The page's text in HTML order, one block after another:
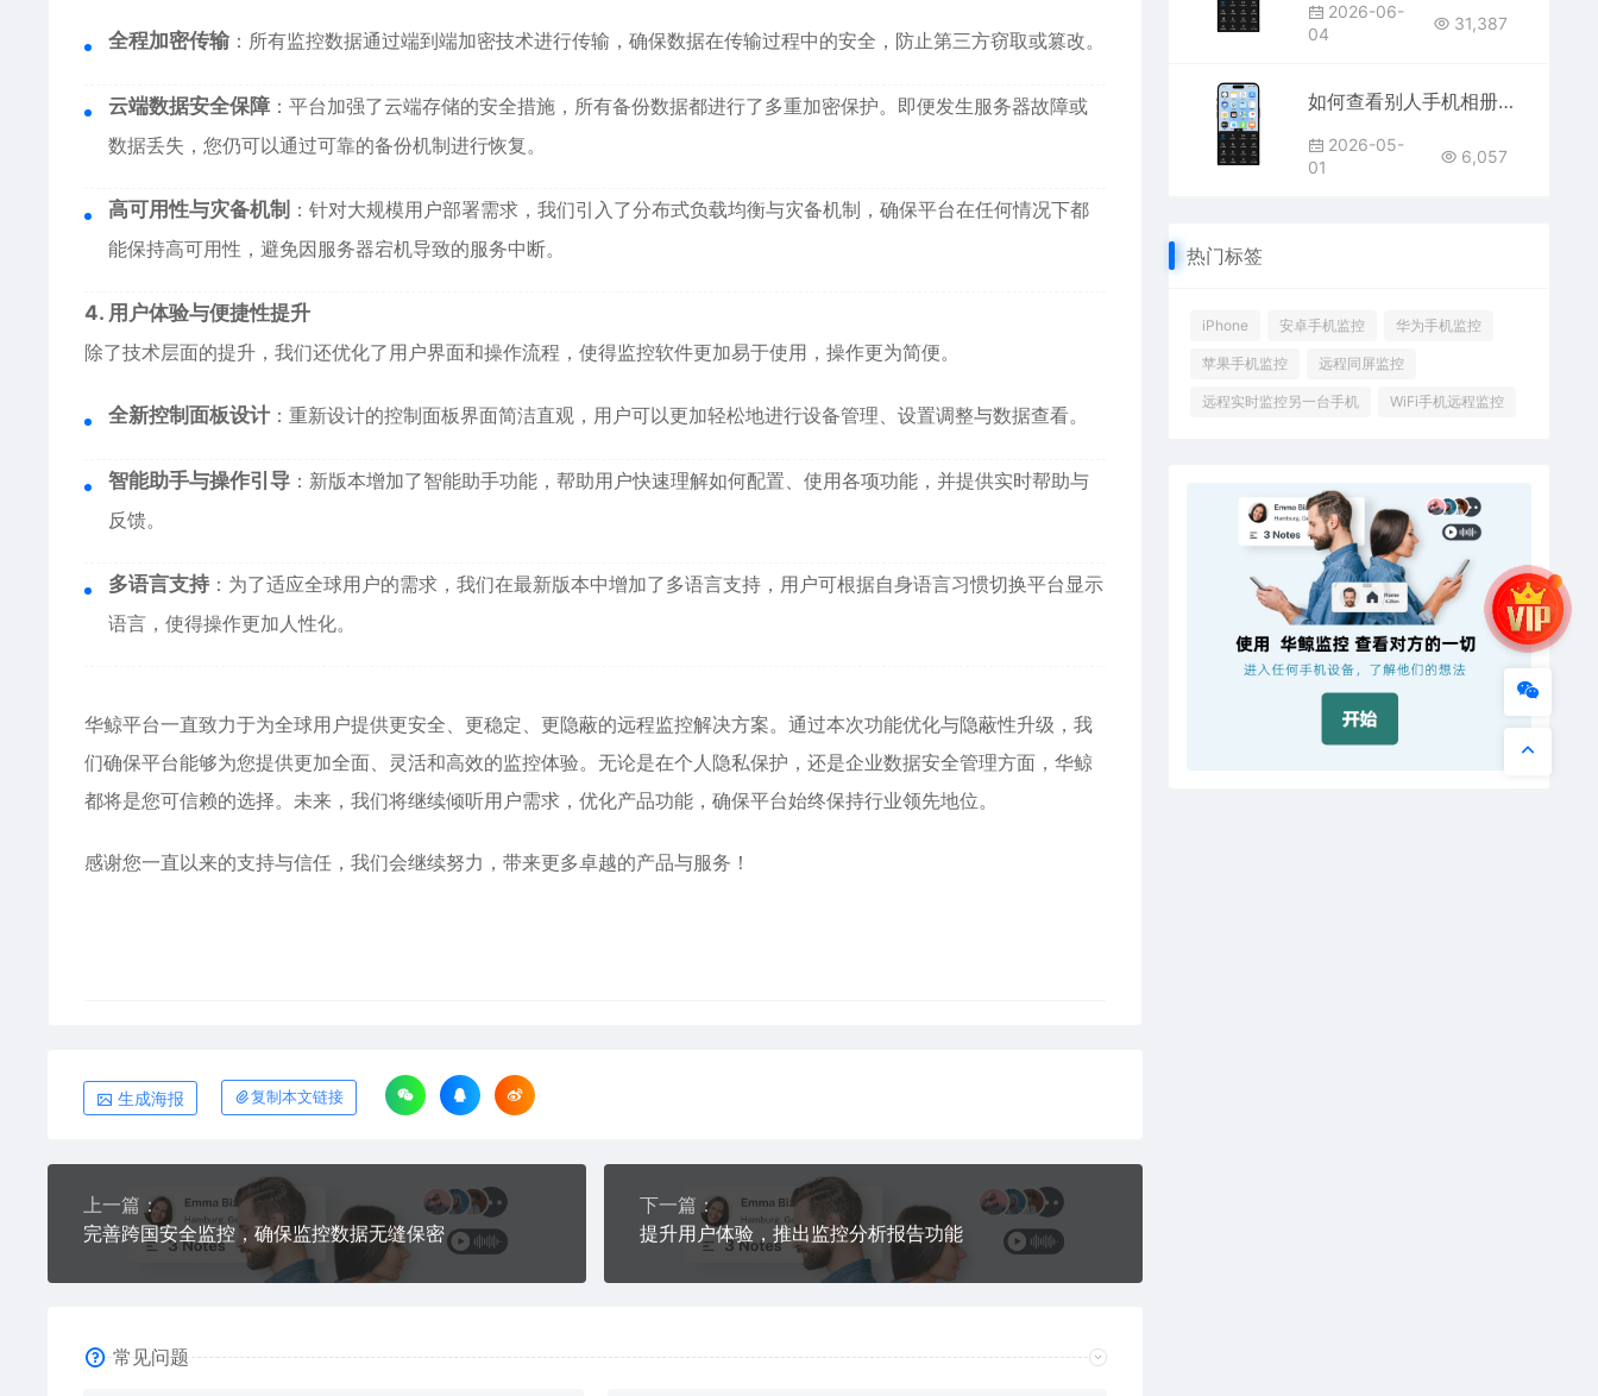
全程加密传输 ：所有监控数据通过端到端加密技术进行传输，确保数据在传输过程中的安全，防止第三方窃取或篡改。
云端数据安全保障 ：平台加强了云端存储的安全措施，所有备份数据都进行了多重加密保护。即便发生服务器故障或
数据丢失，您仍可以通过可靠的备份机制进行恢复。
高可用性与灾备机制 ：针对大规模用户部署需求，我们引入了分布式负载均衡与灾备机制，确保平台在任何情况下都
能保持高可用性，避免因服务器宕机导致的服务中断。
4. 用户体验与便捷性提升
除了技术层面的提升，我们还优化了用户界面和操作流程，使得监控软件更加易于使用，操作更为简便。
全新控制面板设计 ：重新设计的控制面板界面简洁直观，用户可以更加轻松地进行设备管理、设置调整与数据查看。
智能助手与操作引导 ：新版本增加了智能助手功能，帮助用户快速理解如何配置、使用各项功能，并提供实时帮助与
反馈。
多语言支持 ：为了适应全球用户的需求，我们在最新版本中增加了多语言支持，用户可根据自身语言习惯切换平台显示
语言，使得操作更加人性化。
华鲸平台一直致力于为全球用户提供更安全、更稳定、更隐蔽的远程监控解决方案。通过本次功能优化与隐蔽性升级，我
们确保平台能够为您提供更加全面、灵活和高效的监控体验。无论是在个人隐私保护，还是企业数据安全管理方面，华鲸
都将是您可信赖的选择。未来，我们将继续倾听用户需求，优化产品功能，确保平台始终保持行业领先地位。
感谢您一直以来的支持与信任，我们会继续努力，带来更多卓越的产品与服务！
生成海报 复制本文链接
上一篇：
完善跨国安全监控，确保监控数据无缝保密
下一篇：
提升用户体验，推出监控分析报告功能
常见问题
2026-06-
04
31,387
如何查看别人手机相册和定位
2026-05-
01
6,057
热门标签
iPhone 安卓手机监控 华为手机监控
苹果手机监控 远程同屏监控
远程实时监控另一台手机 WiFi手机远程监控